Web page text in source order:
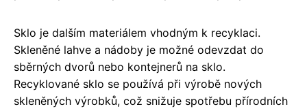
Sklo je dalším materiálem vhodným k recyklaci.
Skleněné lahve a nádoby je možné odevzdat do
sběrných dvorů nebo kontejnerů na sklo.
Recyklované sklo se používá při výrobě nových
skleněných výrobků, což snižuje spotřebu přírodních